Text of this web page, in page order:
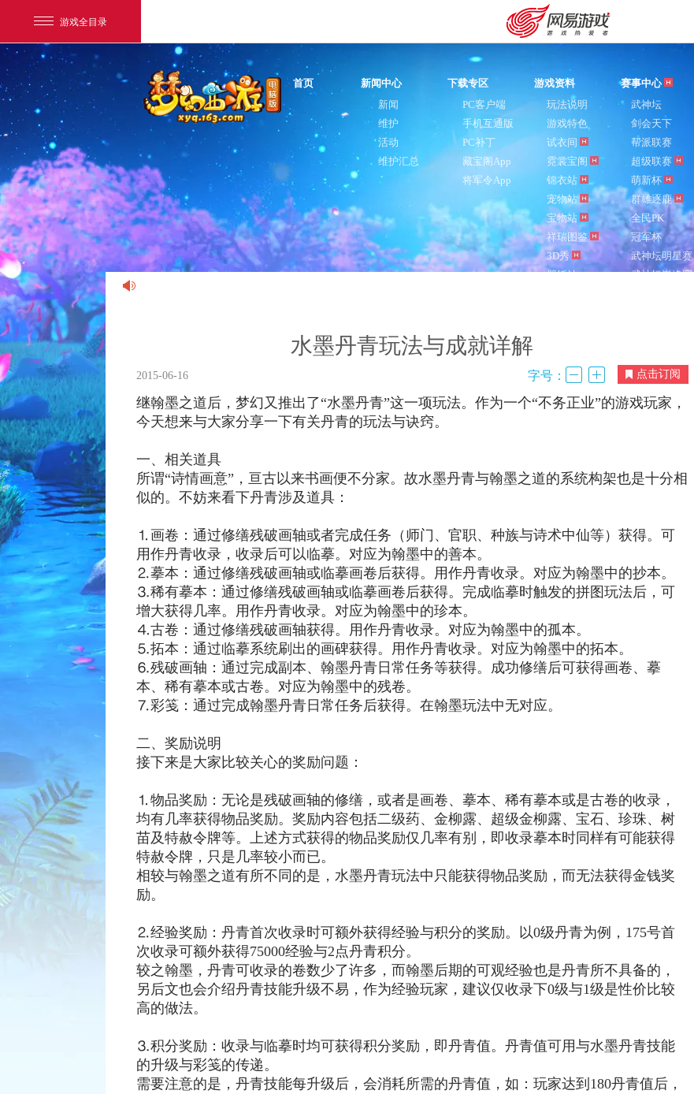
游戏全目录
网易游戏
游戏爱好者
我的足迹：
首页 新闻中心 下载专区 游戏资料 赛事中心
新闻
维护
活动
维护汇总
PC客户端
手机互通版
PC补丁
藏宝阁App
将军令App
玩法说明
游戏特色
试衣间
霓裳宝阁
锦衣站
宠物站
宝物站
祥瑞图鉴
3D秀
壁纸站
武神坛
剑会天下
帮派联赛
超级联赛
萌新杯
群雄逐鹿
全民PK
冠军杯
武神坛明星赛
武神坛巅峰赛
水墨丹青玩法与成就详解
点击订阅
2015-06-16 字号：
继翰墨之道后，梦幻又推出了“水墨丹青”这一项玩法。作为一个“不务正业”的游戏玩家，
今天想来与大家分享一下有关丹青的玩法与诀窍。
一、相关道具
所谓“诗情画意”，亘古以来书画便不分家。故水墨丹青与翰墨之道的系统构架也是十分相
似的。不妨来看下丹青涉及道具：
⒈画卷：通过修缮残破画轴或者完成任务（师门、官职、种族与诗术中仙等）获得。可
用作丹青收录，收录后可以临摹。对应为翰墨中的善本。
⒉摹本：通过修缮残破画轴或临摹画卷后获得。用作丹青收录。对应为翰墨中的抄本。
⒊稀有摹本：通过修缮残破画轴或临摹画卷后获得。完成临摹时触发的拼图玩法后，可
增大获得几率。用作丹青收录。对应为翰墨中的珍本。
⒋古卷：通过修缮残破画轴获得。用作丹青收录。对应为翰墨中的孤本。
⒌拓本：通过临摹系统刷出的画碑获得。用作丹青收录。对应为翰墨中的拓本。
⒍残破画轴：通过完成副本、翰墨丹青日常任务等获得。成功修缮后可获得画卷、摹
本、稀有摹本或古卷。对应为翰墨中的残卷。
⒎彩笺：通过完成翰墨丹青日常任务后获得。在翰墨玩法中无对应。
二、奖励说明
接下来是大家比较关心的奖励问题：
⒈物品奖励：无论是残破画轴的修缮，或者是画卷、摹本、稀有摹本或是古卷的收录，
均有几率获得物品奖励。奖励内容包括二级药、金柳露、超级金柳露、宝石、珍珠、树
苗及特赦令牌等。上述方式获得的物品奖励仅几率有别，即收录摹本时同样有可能获得
特赦令牌，只是几率较小而已。
相较与翰墨之道有所不同的是，水墨丹青玩法中只能获得物品奖励，而无法获得金钱奖
励。
⒉经验奖励：丹青首次收录时可额外获得经验与积分的奖励。以0级丹青为例，175号首
次收录可额外获得75000经验与2点丹青积分。
较之翰墨，丹青可收录的卷数少了许多，而翰墨后期的可观经验也是丹青所不具备的，
另后文也会介绍丹青技能升级不易，作为经验玩家，建议仅收录下0级与1级是性价比较
高的做法。
⒊积分奖励：收录与临摹时均可获得积分奖励，即丹青值。丹青值可用与水墨丹青技能
的升级与彩笺的传递。
需要注意的是，丹青技能每升级后，会消耗所需的丹青值，如：玩家达到180丹青值后，